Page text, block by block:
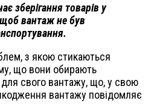
зберігання товарів у
щоб вантаж не був
з якою стикаються
що вони обирають
свого вантажу, що, у свою
вантажу повідомляє